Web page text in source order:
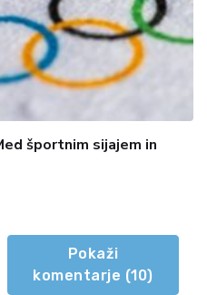
športnim sijajem in
Pokaži
komentarje (10)